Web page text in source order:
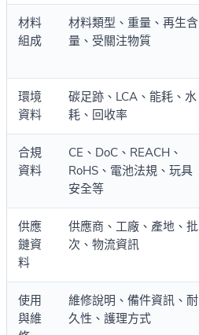
材料
組成
材料類型、重量、再生含
量、受關注物質
環境
資料
碳足跡、LCA、能耗、水
耗、回收率
合規
資料
CE、DoC、REACH、
RoHS、電池法規、玩具
安全等
供應
鏈資
料
供應商、工廠、產地、批
次、物流資訊
使用
與維
維修說明、備件資訊、耐
久性、護理方式